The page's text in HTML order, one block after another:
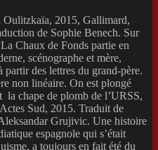
Oulitzkaïa, 2015, Gallimard,
de Sophie Benech. Sur
Chaux de Fonds partie en
scénographe et mère,
des lettres du grand-père.
non linéaire. On est plongé
la chape de plomb de l’URSS,
Sud, 2015. Traduit de
Grujivic. Une histoire
espagnole qui s’était
a toujours en fait été du